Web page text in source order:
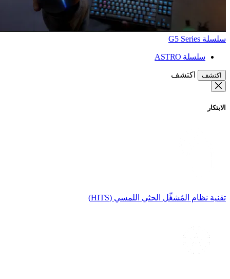
سلسلة G5 Series
سلسلة ASTRO
اكتشف اكتشف
الابتكار
تقنية نظام المُشغِّل الحثي اللمسي (HITS)